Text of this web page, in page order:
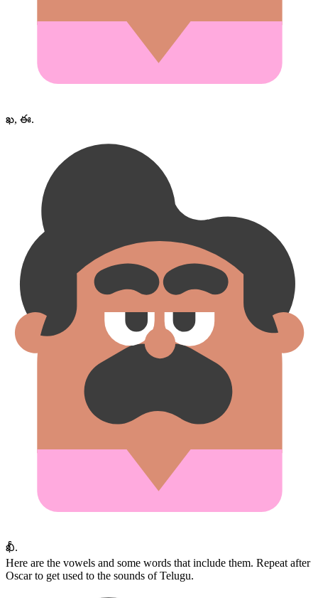
ఖ, ఈ.
ఖీ.
Here are the vowels and some words that include them. Repeat after
Oscar to get used to the sounds of Telugu.